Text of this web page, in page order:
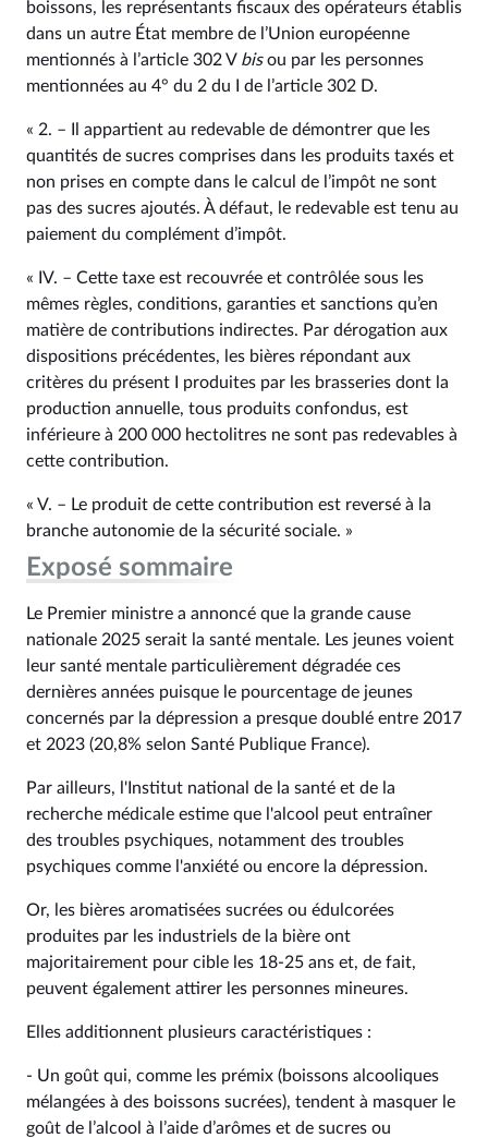
boissons, les représentants fiscaux des opérateurs établis
dans un autre État membre de l’Union européenne
mentionnés à l’article 302 V bisou par les personnes
mentionnées au 4° du 2 du I de l’article 302 D.
« 2. – Il appartient au redevable de démontrer que les
quantités de sucres comprises dans les produits taxés et
non prises en compte dans le calcul de l’impôt ne sont
pas des sucres ajoutés. À défaut, le redevable est tenu au
paiement du complément d’impôt.
« IV. – Cette taxe est recouvrée et contrôlée sous les
mêmes règles, conditions, garanties et sanctions qu’en
matière de contributions indirectes. Par dérogation aux
dispositions précédentes, les bières répondant aux
critères du présent I produites par les brasseries dont la
production annuelle, tous produits confondus, est
inférieure à 200 000 hectolitres ne sont pas redevables à
cette contribution.
« V. – Le produit de cette contribution est reversé à la
branche autonomie de la sécurité sociale. »
Exposé sommaire
Le Premier ministre a annoncé que la grande cause
nationale 2025 serait la santé mentale. Les jeunes voient
leur santé mentale particulièrement dégradée ces
dernières années puisque le pourcentage de jeunes
concernés par la dépression a presque doublé entre 2017
et 2023 (20,8% selon Santé Publique France).
Par ailleurs, l'Institut national de la santé et de la
recherche médicale estime que l'alcool peut entraîner
des troubles psychiques, notamment des troubles
psychiques comme l'anxiété ou encore la dépression.
Or, les bières aromatisées sucrées ou édulcorées
produites par les industriels de la bière ont
majoritairement pour cible les 18-25 ans et, de fait,
peuvent également attirer les personnes mineures.
Elles additionnent plusieurs caractéristiques :
- Un goût qui, comme les prémix (boissons alcooliques
mélangées à des boissons sucrées), tendent à masquer le
goût de l’alcool à l’aide d’arômes et de sucres ou